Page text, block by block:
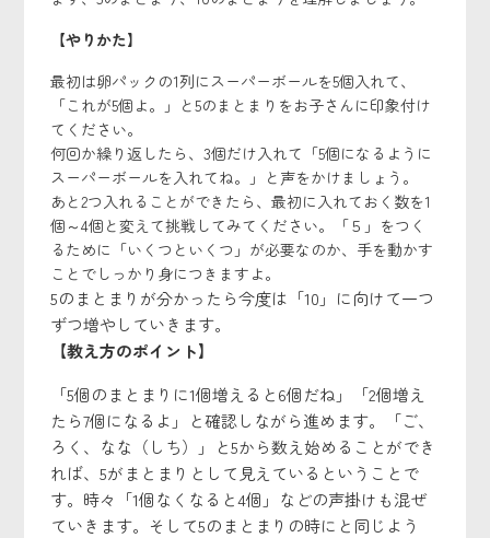
【やりかた】
最初は卵パックの1列にスーパーボールを5個入れて、
「これが5個よ。」と5のまとまりをお子さんに印象付け
てください。
何回か繰り返したら、3個だけ入れて「5個になるように
スーパーボールを入れてね。」と声をかけましょう。
あと2つ入れることができたら、最初に入れておく数を1
個～4個と変えて挑戦してみてください。「５」をつく
るために「いくつといくつ」が必要なのか、手を動かす
ことでしっかり身につきますよ。
5のまとまりが分かったら今度は「10」に向けて一つ
ずつ増やしていきます。
【教え方のポイント】
「5個のまとまりに1個増えると6個だね」「2個増え
たら7個になるよ」と確認しながら進めます。「ご、
ろく、なな（しち）」と5から数え始めることができ
れば、5がまとまりとして見えているということで
す。時々「1個なくなると4個」などの声掛けも混ぜ
ていきます。そして5のまとまりの時にと同じよう